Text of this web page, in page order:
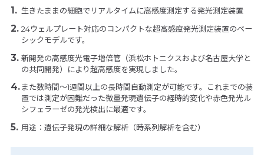
生きたままの細胞でリアルタイムに高感度測定する発光測定装置
24ウェルプレート対応のコンパクトな超高感度発光測定装置のベー
シックモデルです。
新開発の高感度光電子増倍管（浜松ホトニクスおよび名古屋大学と
の共同開発）により超高感度を実現しました。
また数時間～1週間以上の長時間自動測定が可能です。これまでの装
置では測定が困難だった微量発現遺伝子の経時的変化や赤色発光ル
シフェラーゼの発光検出に最適です。
用途：遺伝子発現の詳細な解析（時系列解析を含む）